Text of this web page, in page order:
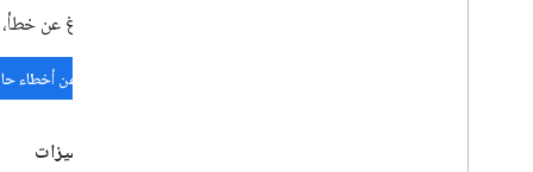
قبل الإبلاغ عن
البحث عن أخطاء
طلبات الميزات